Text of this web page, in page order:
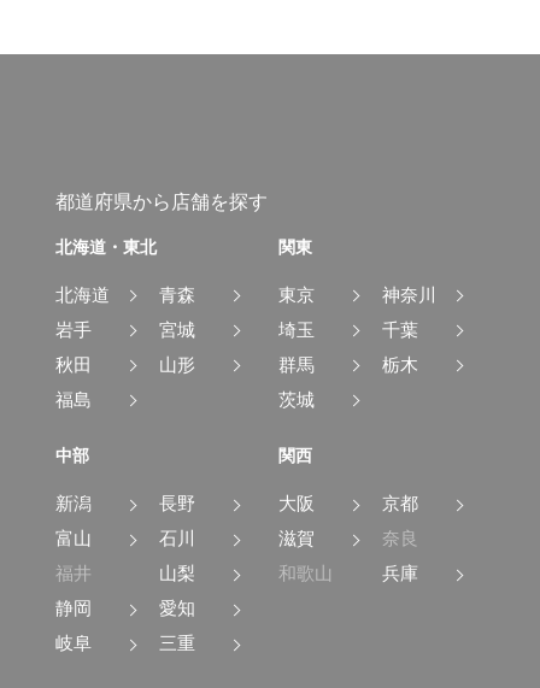
都道府県から店舗を探す
北海道・東北
北海道
青森
岩手
宮城
秋田
山形
福島
関東
東京
神奈川
埼玉
千葉
群馬
栃木
茨城
中部
新潟
長野
富山
石川
福井
山梨
静岡
愛知
岐阜
三重
関西
大阪
京都
滋賀
奈良
和歌山
兵庫